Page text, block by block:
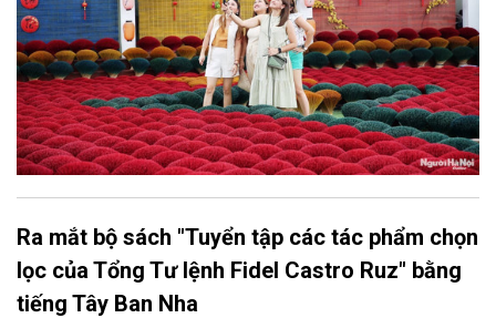
Ra mắt bộ sách "Tuyển tập các tác phẩm chọn
lọc của Tổng Tư lệnh Fidel Castro Ruz" bằng
tiếng Tây Ban Nha